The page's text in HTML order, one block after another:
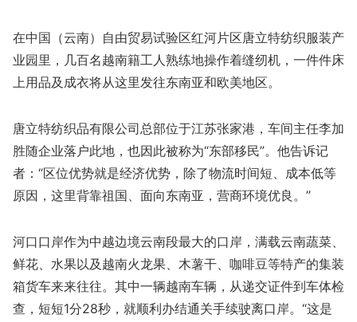
在中国（云南）自由贸易试验区红河片区唐立特纺织服装产
业园里，几百名越南籍工人熟练地操作着缝纫机，一件件床
上用品及成衣将从这里发往东南亚和欧美地区。
唐立特纺织品有限公司总部位于江苏张家港，车间主任李加
胜随企业落户此地，也因此被称为“东部移民”。他告诉记
者：“区位优势就是经济优势，除了物流时间短、成本低等
原因，这里背靠祖国、面向东南亚，营商环境优良。”
河口口岸作为中越边境云南段最大的口岸，满载云南蔬菜、
鲜花、水果以及越南火龙果、木薯干、咖啡豆等特产的集装
箱货车来来往往。其中一辆越南车辆，从递交证件到车体检
查，短短1分28秒，就顺利办结通关手续驶离口岸。“这是